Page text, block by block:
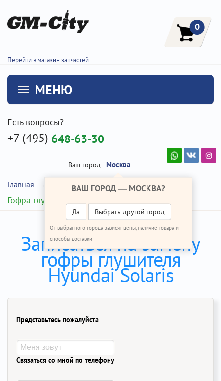
Перейти в магазин запчастей
0
МЕНЮ
Есть вопросы?
+7 (495) 648-63-30
Ваш город: Москва
ВАШ ГОРОД — МОСКВА?
Да Выбрать другой город
От выбранного города зависят цены, наличие товара и
способы доставки
Главная Ремонт Хендай Солярис
Гофра глушителя
Записаться на замену
гофры глушителя
Hyundai Solaris
Представьтесь пожалуйста
Связаться со мной по телефону